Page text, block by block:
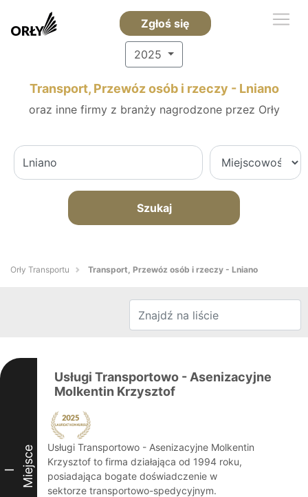
Zgłoś się
2025
Transport, Przewóz osób i rzeczy - Lniano
oraz inne firmy z branży nagrodzone przez Orły
Szukaj
Orły Transportu Transport, Przewóz osób i rzeczy - Lniano
I Miejsce
Usługi Transportowo - Asenizacyjne
Molkentin Krzysztof
Usługi Transportowo - Asenizacyjne Molkentin
Krzysztof to firma działająca od 1994 roku,
posiadająca bogate doświadczenie w
sektorze transportowo-spedycyjnym.